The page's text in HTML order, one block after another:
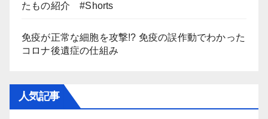
たもの紹介 #Shorts
免疫が正常な細胞を攻撃!? 免疫の誤作動でわかった
コロナ後遺症の仕組み
人気記事